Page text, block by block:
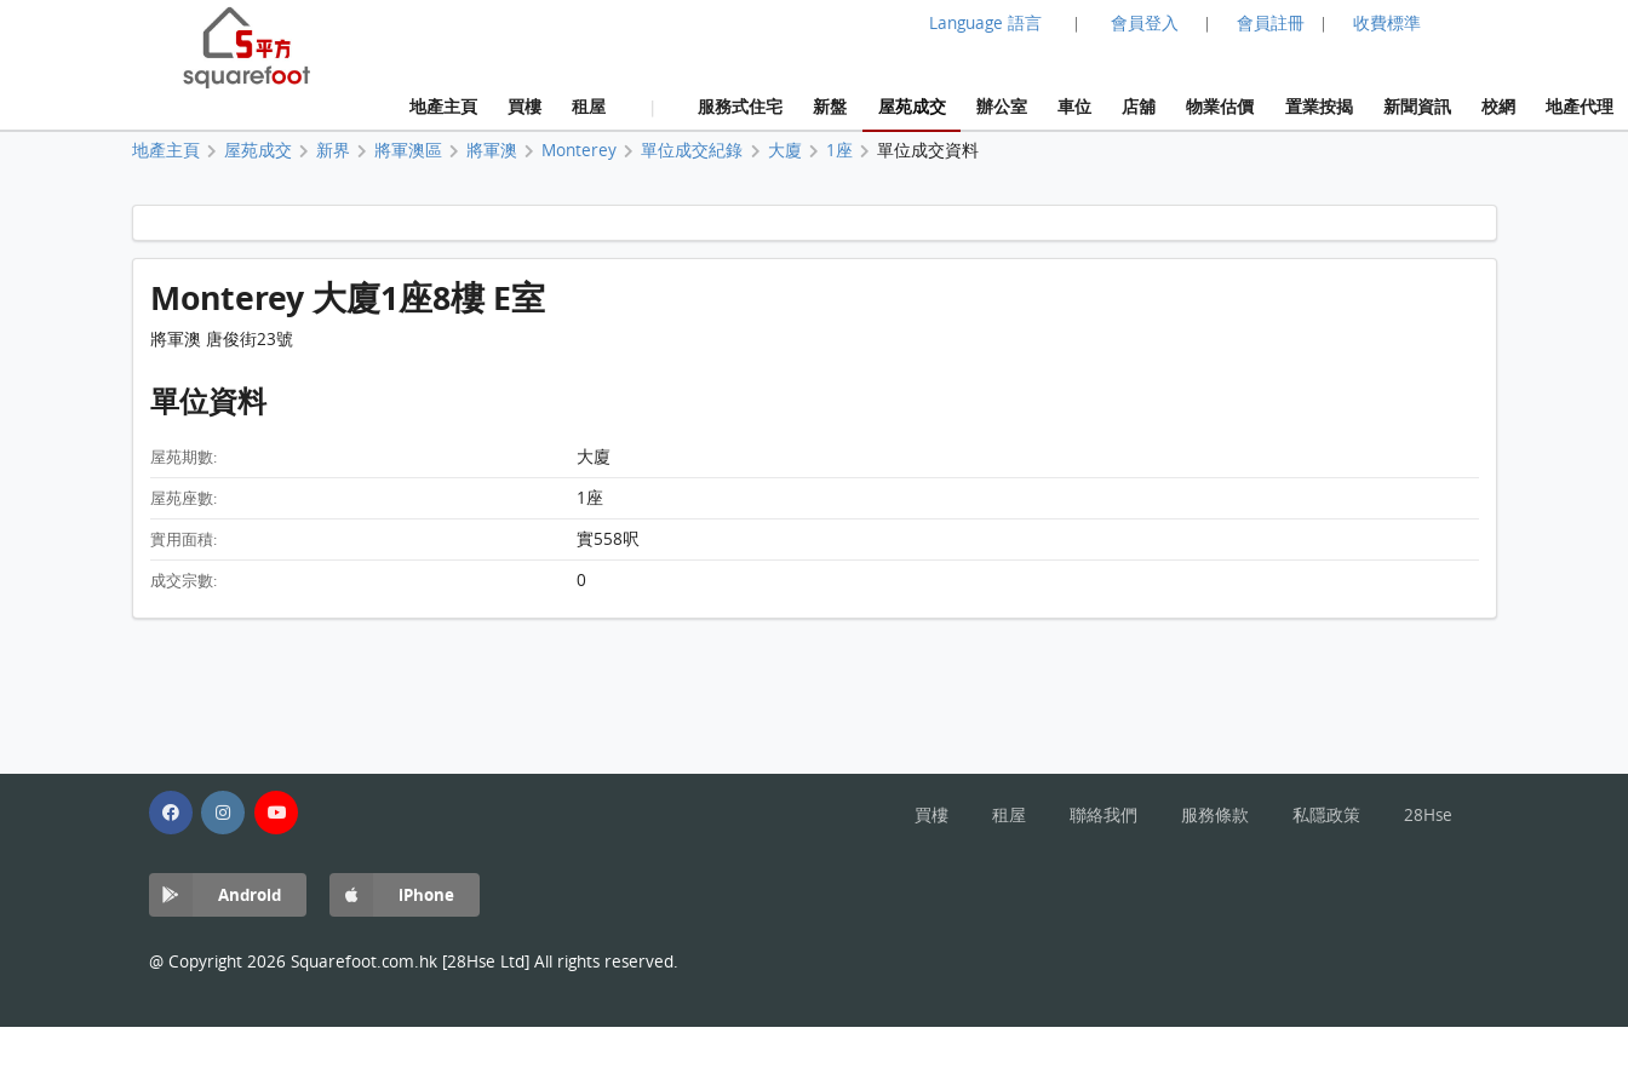
Language 語言 | 會員登入 | 會員註冊 | 收費標準
地產主頁 買樓 租屋 | 服務式住宅 新盤 屋苑成交 辦公室 車位 店舖 物業估價 置業按揭 新聞資訊 校網 地產代理
地產主頁 屋苑成交 新界 將軍澳區 將軍澳 Monterey 單位成交紀錄 大廈 1座 單位成交資料
Monterey 大廈1座8樓 E室 平面圖
Monterey 大廈1座8樓 E室
將軍澳 唐俊街23號
單位資料
屋苑期數: 大廈
屋苑座數: 1座
實用面積: 實558呎
成交宗數: 0
買樓 租屋 聯絡我們 服務條款 私隱政策 28Hse
Android iPhone
@ Copyright 2026 Squarefoot.com.hk [28Hse Ltd] All rights reserved.